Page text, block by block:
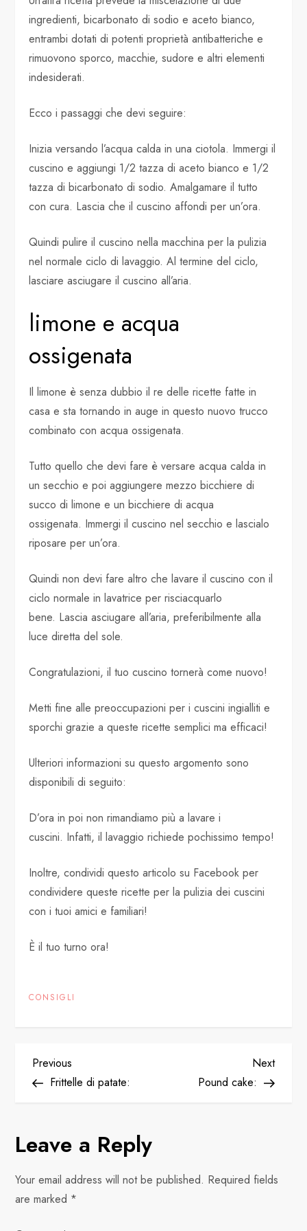
ingredienti, bicarbonato di sodio e aceto bianco,
entrambi dotati di potenti proprietà antibatteriche e
rimuovono sporco, macchie, sudore e altri elementi
indesiderati.
Ecco i passaggi che devi seguire:
Inizia versando l’acqua calda in una ciotola. Immergi il
cuscino e aggiungi 1/2 tazza di aceto bianco e 1/2
tazza di bicarbonato di sodio. Amalgamare il tutto
con cura. Lascia che il cuscino affondi per un’ora.
Quindi pulire il cuscino nella macchina per la pulizia
nel normale ciclo di lavaggio. Al termine del ciclo,
lasciare asciugare il cuscino all’aria.
limone e acqua
ossigenata
Il limone è senza dubbio il re delle ricette fatte in
casa e sta tornando in auge in questo nuovo trucco
combinato con acqua ossigenata.
Tutto quello che devi fare è versare acqua calda in
un secchio e poi aggiungere mezzo bicchiere di
succo di limone e un bicchiere di acqua
ossigenata. Immergi il cuscino nel secchio e lascialo
riposare per un’ora.
Quindi non devi fare altro che lavare il cuscino con il
ciclo normale in lavatrice per risciacquarlo
bene. Lascia asciugare all’aria, preferibilmente alla
luce diretta del sole.
Congratulazioni, il tuo cuscino tornerà come nuovo!
Metti fine alle preoccupazioni per i cuscini ingialliti e
sporchi grazie a queste ricette semplici ma efficaci!
Ulteriori informazioni su questo argomento sono
disponibili di seguito:
D’ora in poi non rimandiamo più a lavare i
cuscini. Infatti, il lavaggio richiede pochissimo tempo!
Inoltre, condividi questo articolo su Facebook per
condividere queste ricette per la pulizia dei cuscini
con i tuoi amici e familiari!
È il tuo turno ora!
CONSIGLI
P
s
n
Previous
Post
Previous
Frittelle di patate:
Next
Post
Next
Pound cake:
Leave a Reply
Your email address will not be published. Required fields
are marked *